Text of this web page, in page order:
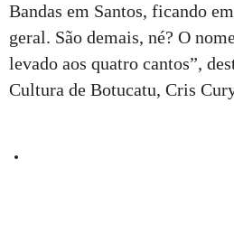
Bandas em Santos, ficando
geral. São demais, né? O
levado aos quatro cantos”,
Cultura de Botucatu, Cris